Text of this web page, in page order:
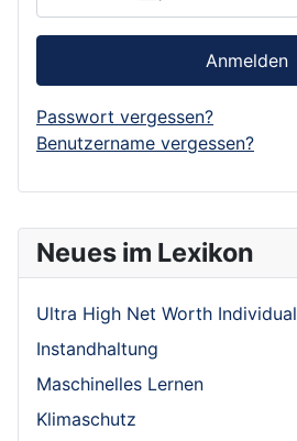
Neues im Lexikon
Ultra High Net Worth Individual
Instandhaltung
Maschinelles Lernen
Klimaschutz
Anmelden
Passwort vergessen?
Benutzername vergessen?